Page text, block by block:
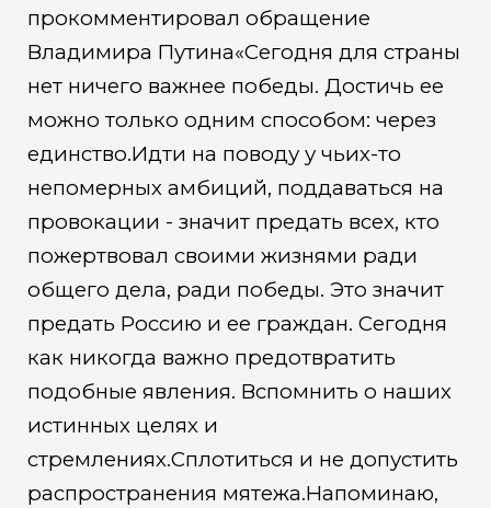
прокомментировал обращение
Владимира Путина«Сегодня для страны
нет ничего важнее победы. Достичь ее
можно только одним способом: через
единство.Идти на поводу у чьих-то
непомерных амбиций, поддаваться на
провокации - значит предать всех, кто
пожертвовал своими жизнями ради
общего дела, ради победы. Это значит
предать Россию и ее граждан. Сегодня
как никогда важно предотвратить
подобные явления. Вспомнить о наших
истинных целях и
стремлениях.Сплотиться и не допустить
распространения мятежа.Напоминаю,